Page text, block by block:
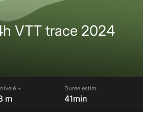
VTT trace 2024
+
m
Durée estim.
41min